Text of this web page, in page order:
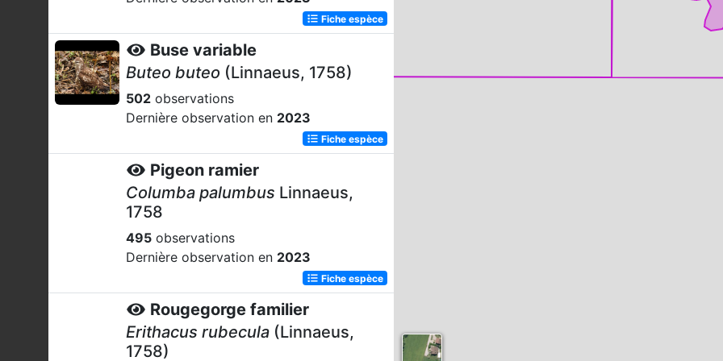
Fiche espèce
Buse variable
Buteo buteo (Linnaeus, 1758)
502 observations
Dernière observation en 2023
Fiche espèce
Pigeon ramier
Columba palumbus Linnaeus,
1758
495 observations
Dernière observation en 2023
Fiche espèce
Rougegorge familier
Erithacus rubecula (Linnaeus,
1758)